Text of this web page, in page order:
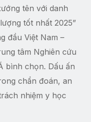
tên với danh
tốt nhất 2025”
đầu Việt Nam –
tâm Nghiên cứu
bình chọn. Dấu ấn
chẩn đoán, an
nhiệm y học